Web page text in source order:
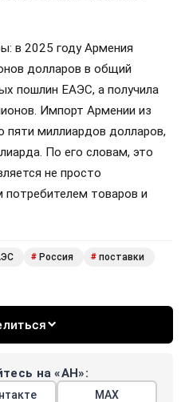
в 2025 году Армения
долларов в общий
пошлин ЕАЭС, а получила
Импорт Армении из
пяти миллиардов долларов,
По его словам, это
не просто
потребителем товаров и
# Россия # поставки
на «АН»:
МАХ